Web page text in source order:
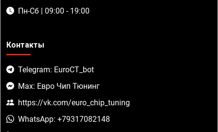
Пн-Сб | 09:00 - 19:00
Контакты
Telegram: EuroCT_bot
Max: Евро Чип Тюнинг
https://vk.com/euro_chip_tuning
WhatsApp: +79317082148